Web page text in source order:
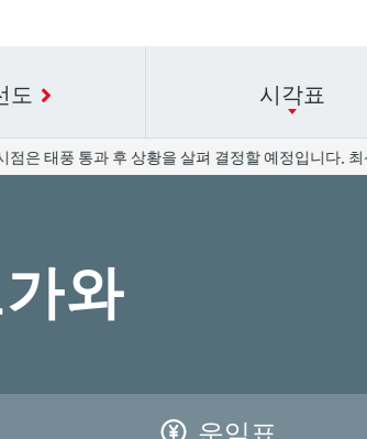
도 시각표
미네
미네
태풍 통과 후 상황을 살펴 결정할 예정입니다. 최
와
운임표